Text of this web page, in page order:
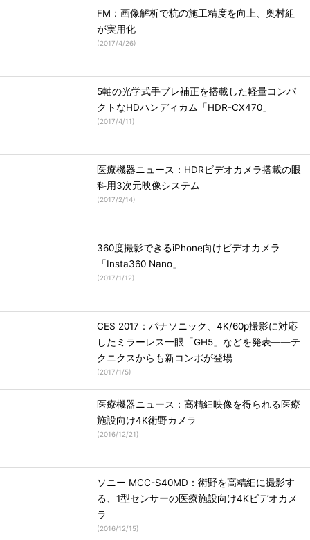
FM：画像解析で杭の施工精度を向上、奥村組
が実用化
(2017/4/26)
5軸の光学式手ブレ補正を搭載した軽量コンパ
クトなHDハンディカム「HDR-CX470」
(2017/4/11)
医療機器ニュース：HDRビデオカメラ搭載の眼
科用3次元映像システム
(2017/2/14)
360度撮影できるiPhone向けビデオカメラ
「Insta360 Nano」
(2017/1/12)
CES 2017：パナソニック、4K/60p撮影に対応
したミラーレス一眼「GH5」などを発表――テ
クニクスからも新コンポが登場
(2017/1/5)
医療機器ニュース：高精細映像を得られる医療
施設向け4K術野カメラ
(2016/12/21)
ソニー MCC-S40MD：術野を高精細に撮影す
る、1型センサーの医療施設向け4Kビデオカメ
ラ
(2016/12/15)